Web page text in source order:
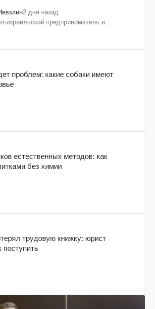
2 дня назад
израильский предприниматель и
проблем: какие собаки имеют
естественных методов: как
без химии
трудовую книжку: юрист
поступить